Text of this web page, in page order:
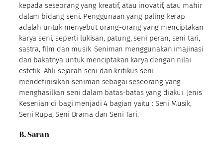
kepada seseorang yang kreatif, atau inovatif, atau mahir
dalam bidang seni. Penggunaan yang paling kerap
adalah untuk menyebut orang-orang yang menciptakan
karya seni, seperti lukisan, patung, seni peran, seni tari,
sastra, film dan musik. Seniman menggunakan imajinasi
dan bakatnya untuk menciptakan karya dengan nilai
estetik. Ahli sejarah seni dan kritikus seni
mendefinisikan seniman sebagai seseorang yang
menghasilkan seni dalam batas-batas yang diakui. Jenis
Kesenian di bagi menjadi 4 bagian yaitu : Seni Musik,
Seni Rupa, Seni Drama dan Seni Tari.
B. Saran